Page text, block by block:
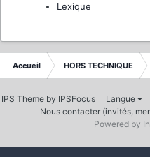
Lexique
Accueil HORS TECHNIQUE
IPS Theme by IPSFocus Langue
Nous contacter (invités,
Powered by